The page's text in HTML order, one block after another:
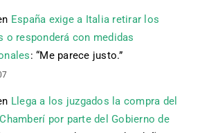
España exige a Italia retirar los
o responderá con medidas
: “Me parece justo.”
Llega a los juzgados la compra del
por parte del Gobierno de